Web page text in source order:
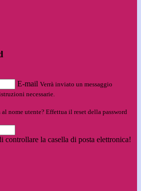
E-mail Verrà inviato un messaggio
necessarie.
nome utente? Effettua il reset della password
controllare la casella di posta elettronica!